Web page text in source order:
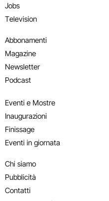
Jobs
Television
Abbonamenti
Magazine
Newsletter
Podcast
Eventi e Mostre
Inaugurazioni
Finissage
Eventi in giornata
Chi siamo
Pubblicità
Contatti